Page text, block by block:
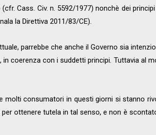
Cass. Civ. n. 5592/1977) nonchè dei
la Direttiva 2011/83/CE).
parrebbe che anche il Governo sia
in coerenza con i suddetti principi. Tuttavia al
molti consumatori in questi giorni si stanno
per ottenere tutela in tal senso, e non è